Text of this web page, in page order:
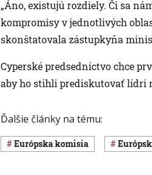
„Áno, existujú rozdiely. Či sa
kompromisy v jednotlivých
skonštatovala zástupkyňa
Cyperské predsedníctvo chce
aby ho stihli prediskutovať lídri
Ďalšie články na tému:
Európska komisia